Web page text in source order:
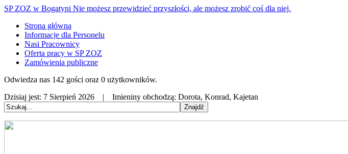
SP ZOZ w Bogatyni Nie możesz przewidzieć przyszłości, ale możesz zrobić coś dla niej.
Strona główna
Informacje dla Personelu
Nasi Pracownicy
Oferta pracy w SP ZOZ
Zamówienia publiczne
Odwiedza nas 142 gości oraz 0 użytkowników.
Dzisiaj jest: 7 Sierpień 2026 | Imieniny obchodzą: Dorota, Konrad, Kajetan